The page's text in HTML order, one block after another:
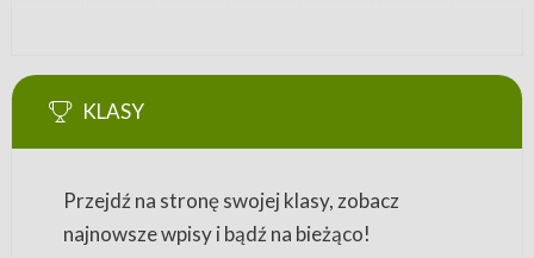
KLASY
Przejdź na stronę swojej klasy, zobacz
najnowsze wpisy i bądź na bieżąco!